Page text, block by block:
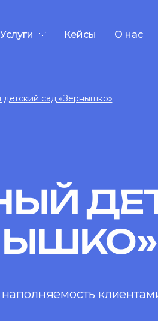
Услуги Кейсы О нас
детский сад «Зернышко»